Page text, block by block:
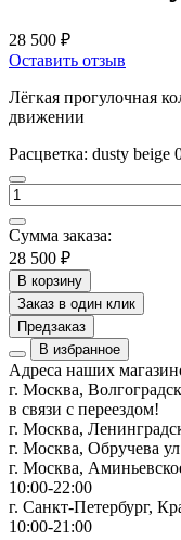
28 500 ₽
Оставить отзыв
Лёгкая прогулочная
движении
Расцветка: dusty beige
Сумма заказа:
28 500 ₽
В корзину
Заказ в один клик
Предзаказ
В избранное
Адреса наших
г. Москва,
в связи с переездом!
г. Москва,
г. Москва, Обручева
г. Москва,
10:00-22:00
г. Санкт-Петербург,
10:00-21:00